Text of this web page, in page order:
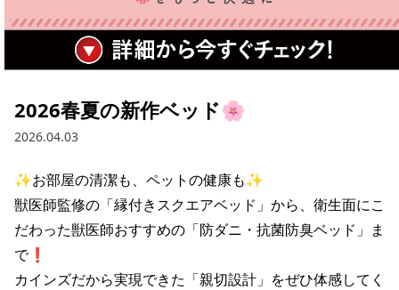
2026春夏の新作ベッド🌸
2026.04.03
✨お部屋の清潔も、ペットの健康も✨
獣医師監修の「縁付きスクエアベッド」から、衛生面にこ
だわった獣医師おすすめの「防ダニ・抗菌防臭ベッド」ま
で❗️
カインズだから実現できた「親切設計」をぜひ体感してく